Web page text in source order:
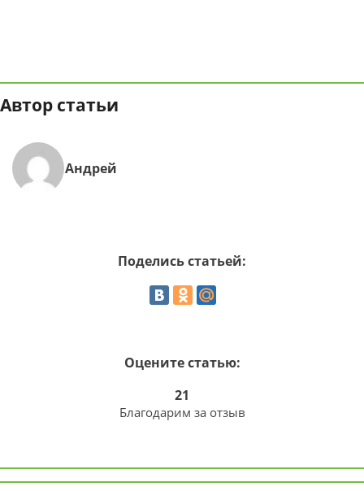
Автор статьи
Андрей
Поделись статьей:
Оцените статью:
21
Благодарим за отзыв